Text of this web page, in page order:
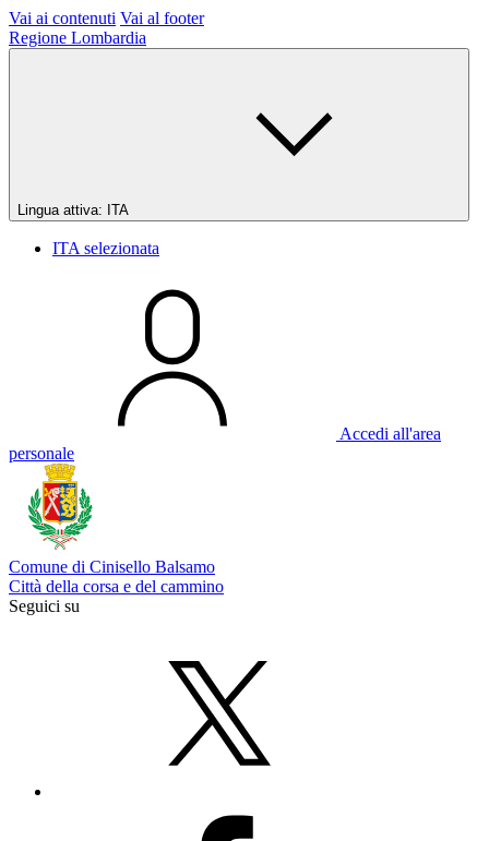
Vai ai contenuti Vai al footer
Regione Lombardia
Lingua attiva: ITA
ITA selezionata
Accedi all'area
personale
Comune di Cinisello Balsamo
Città della corsa e del cammino
Seguici su